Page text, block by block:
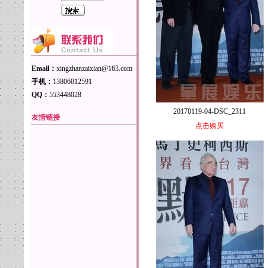
Email： xingzhanzaixian@163.com
手机： 13806012591
QQ： 553448028
友情链接
20170119-04-DSC_2311
点击购买